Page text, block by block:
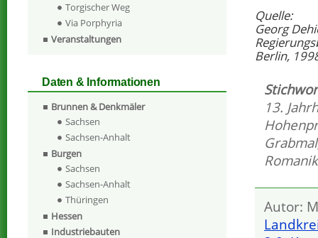
Quelle:
Georg
Berlin,
13.
Grabmal
Romanik
Autor:
Torgischer Weg
Via Porphyria
Veranstaltungen
Daten & Informationen
Brunnen & Denkmäler
Sachsen
Sachsen-Anhalt
Burgen
Sachsen
Sachsen-Anhalt
Thüringen
Hessen
Industriebauten